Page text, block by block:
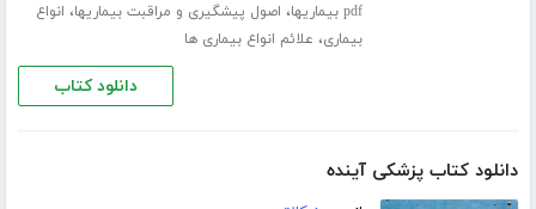
pdf بیماریها ، اصول پیشگیری و مراقبت بیماریها، انواع
بیماری، علائم انواع بیماری ها
دانلود کتاب
دانلود کتاب پزشکی آینده